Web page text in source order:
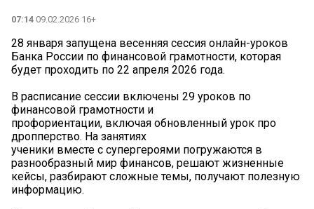
07:14 09.02.2026 16+
28 января запущена весенняя сессия онлайн-уроков
Банка России по финансовой грамотности, которая
будет проходить по 22 апреля 2026 года.
В расписание сессии включены 29 уроков по
финансовой грамотности и
профориентации, включая обновленный урок про
дропперство. На занятиях
ученики вместе с супергероями погружаются в
разнообразный мир финансов, решают жизненные
кейсы, разбирают сложные темы, получают полезную
информацию.